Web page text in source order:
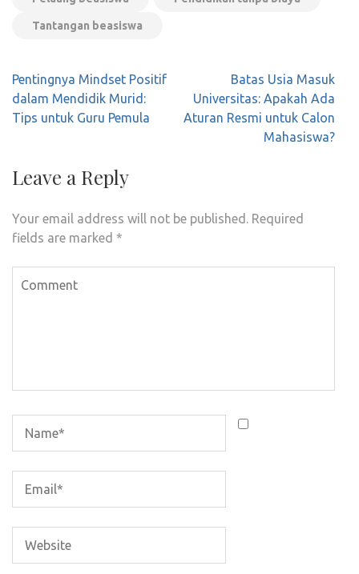
Tantangan beasiswa
Post
navigation
Pentingnya Mindset Positif
dalam Mendidik Murid:
Tips untuk Guru Pemula
Batas Usia Masuk
Universitas: Apakah Ada
Aturan Resmi untuk Calon
Mahasiswa?
Leave a Reply
Your email address will not be published. Required
fields are marked *